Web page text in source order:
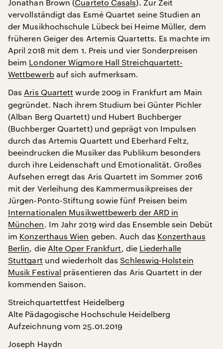
Jonathan Brown (Cuarteto Casals). Zur Zeit
vervollständigt das Esmé Quartet seine Studien an
der Musikhochschule Lübeck bei Heime Müller, dem
früheren Geiger des Artemis Quartetts. Es machte im
April 2018 mit dem 1. Preis und vier Sonderpreisen
beim Londoner Wigmore Hall Streichquartett-
Wettbewerbauf sich aufmerksam.
Das Aris Quartett wurde 2009 in Frankfurt am Main
gegründet. Nach ihrem Studium bei Günter Pichler
(Alban Berg Quartett) und Hubert Buchberger
(Buchberger Quartett) und geprägt von Impulsen
durch das Artemis Quartett und Eberhard Feltz,
beeindrucken die Musiker das Publikum besonders
durch ihre Leidenschaft und Emotionalität. Großes
Aufsehen erregt das Aris Quartett im Sommer 2016
mit der Verleihung des Kammermusikpreises der
Jürgen-Ponto-Stiftung sowie fünf Preisen beim
Internationalen Musikwettbewerb der ARD in
München. Im Jahr 2019 wird das Ensemble sein Debüt
im Konzerthaus Wien geben. Auch das Konzerthaus
Berlin, die Alte Oper Frankfurt , die Liederhalle
Stuttgart und wiederholt das Schleswig-Holstein
Musik Festival präsentieren das Aris Quartett in der
kommenden Saison.
Streichquartettfest Heidelberg
Alte Pädagogische Hochschule Heidelberg
Aufzeichnung vom 25.01.2019
Joseph Haydn